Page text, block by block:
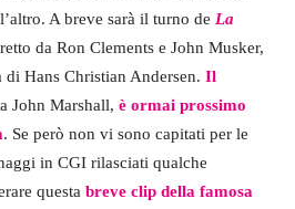
A breve sarà il turno de La
da Ron Clements e John Musker,
Hans Christian Andersen. Il
John Marshall, è ormai prossimo
. Se però non vi sono capitati per le
in CGI rilasciati qualche
questa breve clip della famosa